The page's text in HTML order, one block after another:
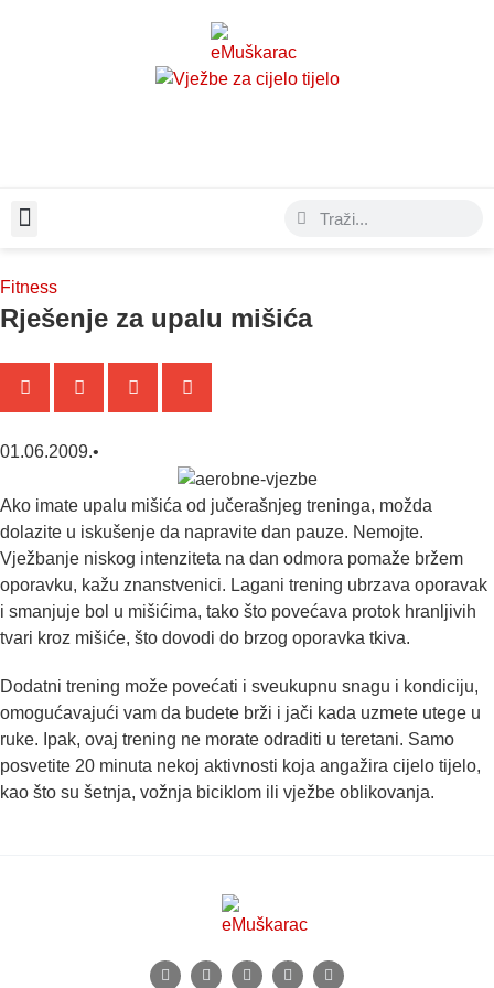
Fitness
Rješenje za upalu mišića
01.06.2009.•
Ako imate upalu mišića od jučerašnjeg treninga, možda
dolazite u iskušenje da napravite dan pauze. Nemojte.
Vježbanje niskog intenziteta na dan odmora pomaže bržem
oporavku, kažu znanstvenici. Lagani trening ubrzava oporavak
i smanjuje bol u mišićima, tako što povećava protok hranljivih
tvari kroz mišiće, što dovodi do brzog oporavka tkiva.
Dodatni trening može povećati i sveukupnu snagu i kondiciju,
omogućavajući vam da budete brži i jači kada uzmete utege u
ruke. Ipak, ovaj trening ne morate odraditi u teretani. Samo
posvetite 20 minuta nekoj aktivnosti koja angažira cijelo tijelo,
kao što su šetnja, vožnja biciklom ili vježbe oblikovanja.